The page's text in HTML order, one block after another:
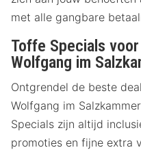
met alle gangbare
Toffe Specials
Wolfgang im
Ontgrendel de beste
Wolfgang im
Specials zijn altijd
promoties en fijne extra